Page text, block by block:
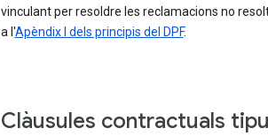
vinculant per resoldre les reclamacions no
a l'Apèndix I dels principis del DPF.
Clàusules contractuals